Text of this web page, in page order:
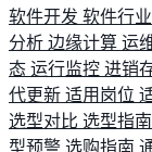
软件开发 软件行业
分析 边缘计算 运
态 运行监控 进销
代更新 适用岗位
选型对比 选型指南
型预警 选购指南